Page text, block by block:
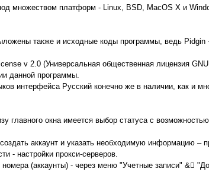
множеством платформ - Linux, BSD, MacOS X и
также и исходные коды программы, ведь Pidgin
v 2.0 (Универсальная общественная лицензия
данной программы.
интерфейса Русский конечно же в наличии, как и
главного окна имеется выбор статуса с
аккаунт и указать необходимую информацию –
- настройки прокси-серверов.
(аккаунты) - через меню "Учетные записи" &񗣂